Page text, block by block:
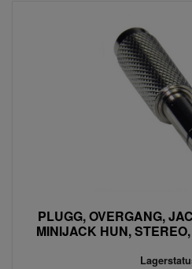
PLUGG, OVERGANG,
MINIJACK HUN,